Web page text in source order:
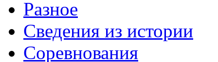
Разное
Сведения из истории
Соревнования